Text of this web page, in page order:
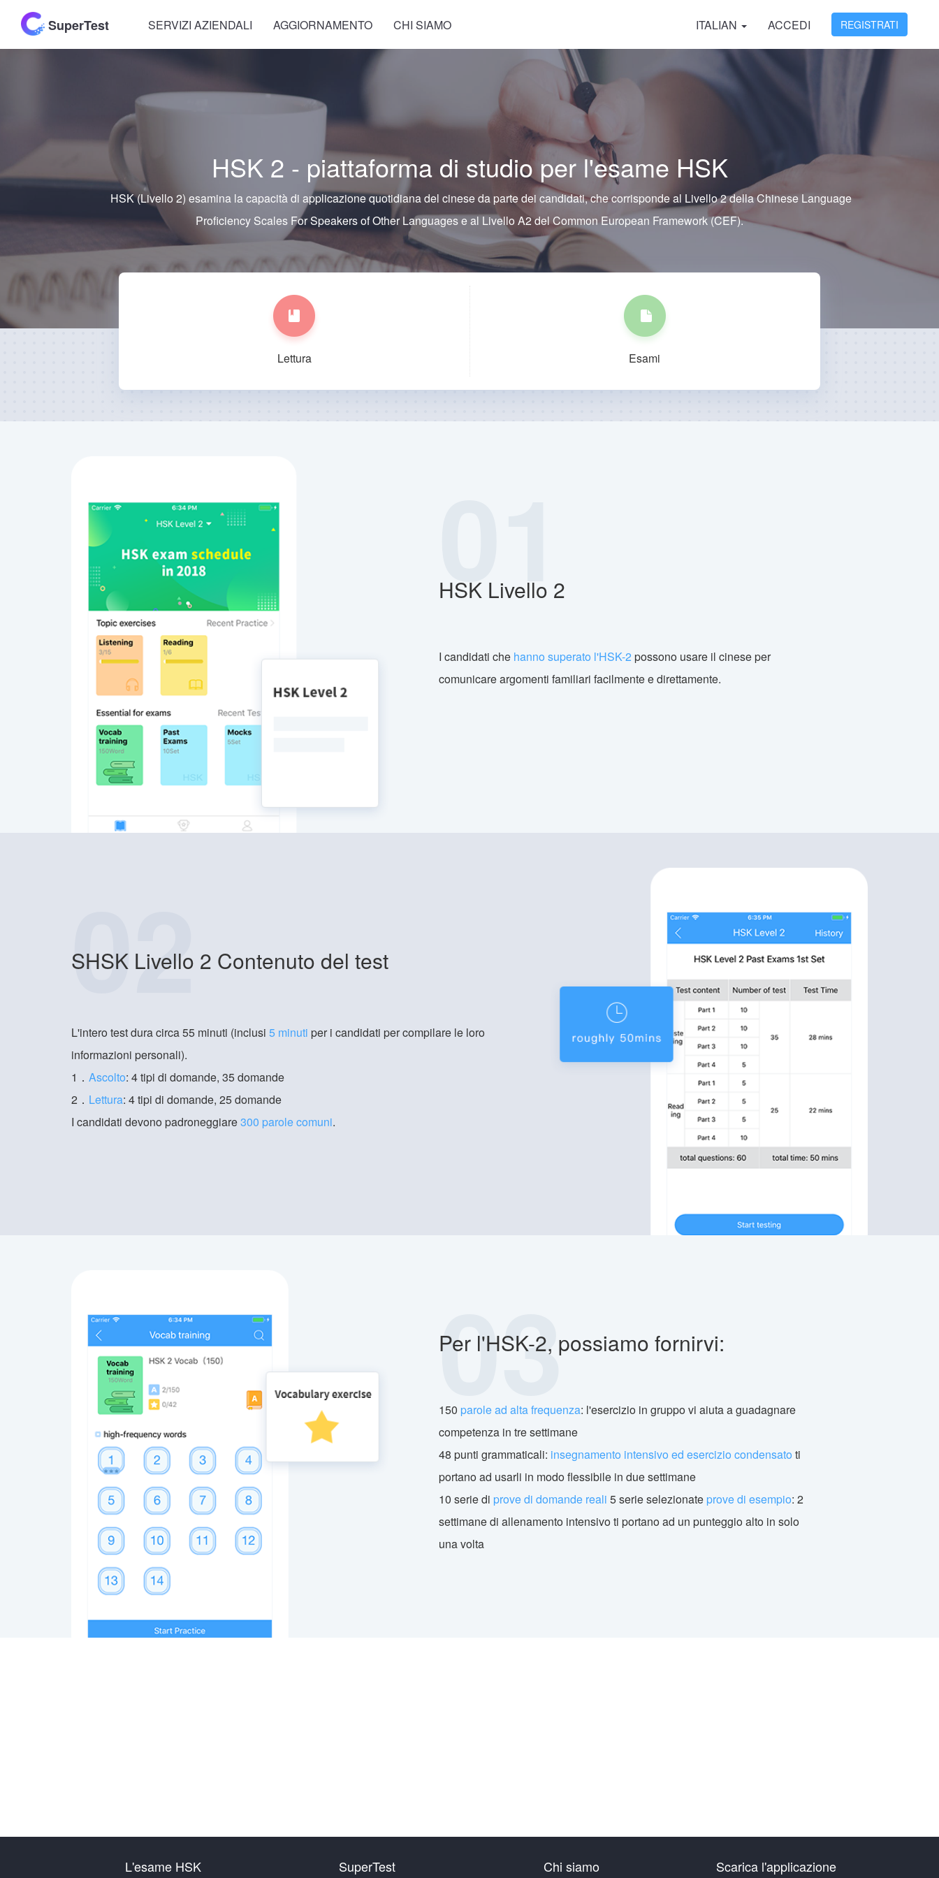
SuperTest SERVIZI AZIENDALI AGGIORNAMENTO CHI SIAMO ITALIAN ACCEDI REGISTRATI
HSK 2 - piattaforma di studio per l'esame HSK
HSK (Livello 2) esamina la capacità di applicazione quotidiana del cinese da parte dei candidati, che corrisponde al Livello 2 della Chinese Language
Proficiency Scales For Speakers of Other Languages e al Livello A2 del Common European Framework (CEF).
Lettura Esami
01
HSK Livello 2
I candidati che hanno superato l'HSK-2 possono usare il cinese per
comunicare argomenti familiari facilmente e direttamente.
02
SHSK Livello 2 Contenuto del test
L'intero test dura circa 55 minuti (inclusi 5 minuti per i candidati per compilare le loro
informazioni personali).
1． Ascolto: 4 tipi di domande, 35 domande
2． Lettura: 4 tipi di domande, 25 domande
I candidati devono padroneggiare300 parole comuni.
03
Per l'HSK-2, possiamo fornirvi:
150 parole ad alta frequenza: l'esercizio in gruppo vi aiuta a guadagnare
competenza in tre settimane
48 punti grammaticali: insegnamento intensivo ed esercizio condensato ti
portano ad usarli in modo flessibile in due settimane
10 serie di prove di domande reali 5 serie selezionate prove di esempio: 2
settimane di allenamento intensivo ti portano ad un punteggio alto in solo
una volta
L'esame HSK SuperTest Chi siamo Scarica l'applicazione